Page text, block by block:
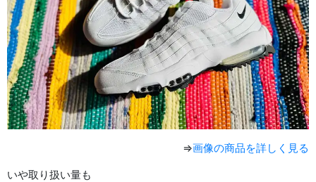
⇒画像の商品を詳しく見る
いや取り扱い量も